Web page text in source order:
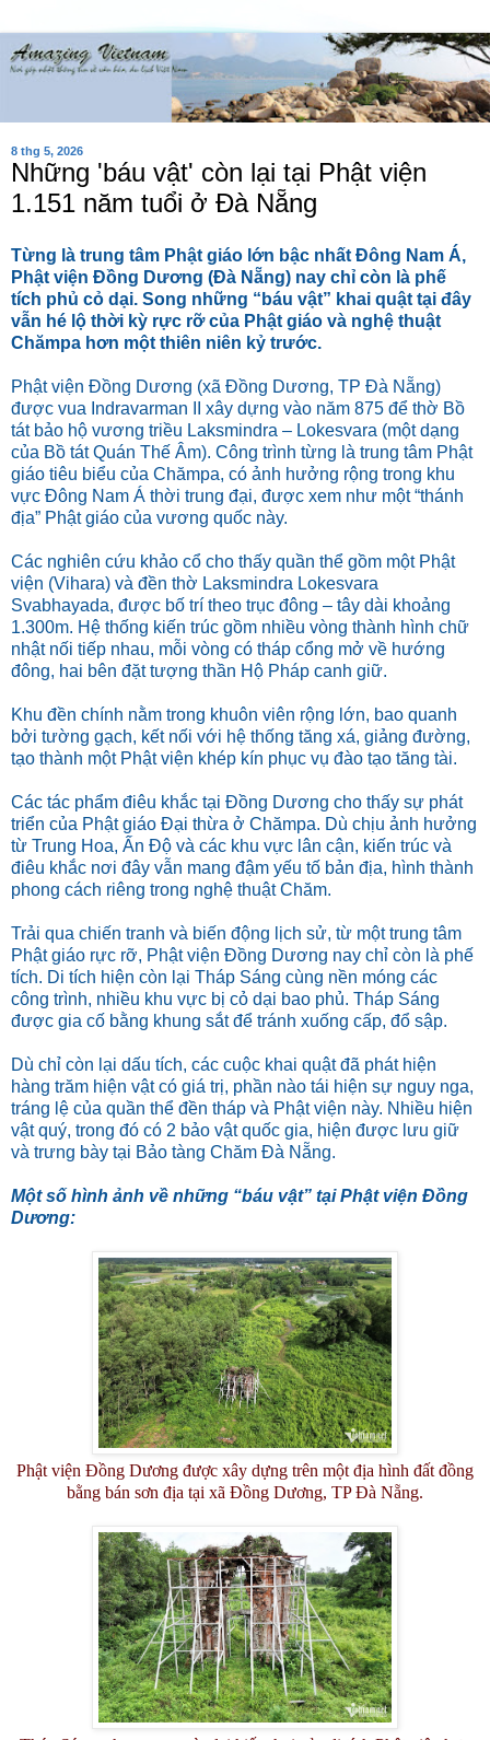
8 thg 5, 2026
Những 'báu vật' còn lại tại Phật viện
1.151 năm tuổi ở Đà Nẵng
Từng là trung tâm Phật giáo lớn bậc nhất Đông Nam Á,
Phật viện Đồng Dương (Đà Nẵng) nay chỉ còn là phế
tích phủ cỏ dại. Song những “báu vật” khai quật tại đây
vẫn hé lộ thời kỳ rực rỡ của Phật giáo và nghệ thuật
Chămpa hơn một thiên niên kỷ trước.
Phật viện Đồng Dương (xã Đồng Dương, TP Đà Nẵng)
được vua Indravarman II xây dựng vào năm 875 để thờ Bồ
tát bảo hộ vương triều Laksmindra – Lokesvara (một dạng
của Bồ tát Quán Thế Âm). Công trình từng là trung tâm Phật
giáo tiêu biểu của Chămpa, có ảnh hưởng rộng trong khu
vực Đông Nam Á thời trung đại, được xem như một “thánh
địa” Phật giáo của vương quốc này.
Các nghiên cứu khảo cổ cho thấy quần thể gồm một Phật
viện (Vihara) và đền thờ Laksmindra Lokesvara
Svabhayada, được bố trí theo trục đông – tây dài khoảng
1.300m. Hệ thống kiến trúc gồm nhiều vòng thành hình chữ
nhật nối tiếp nhau, mỗi vòng có tháp cổng mở về hướng
đông, hai bên đặt tượng thần Hộ Pháp canh giữ.
Khu đền chính nằm trong khuôn viên rộng lớn, bao quanh
bởi tường gạch, kết nối với hệ thống tăng xá, giảng đường,
tạo thành một Phật viện khép kín phục vụ đào tạo tăng tài.
Các tác phẩm điêu khắc tại Đồng Dương cho thấy sự phát
triển của Phật giáo Đại thừa ở Chămpa. Dù chịu ảnh hưởng
từ Trung Hoa, Ấn Độ và các khu vực lân cận, kiến trúc và
điêu khắc nơi đây vẫn mang đậm yếu tố bản địa, hình thành
phong cách riêng trong nghệ thuật Chăm.
Trải qua chiến tranh và biến động lịch sử, từ một trung tâm
Phật giáo rực rỡ, Phật viện Đồng Dương nay chỉ còn là phế
tích. Di tích hiện còn lại Tháp Sáng cùng nền móng các
công trình, nhiều khu vực bị cỏ dại bao phủ. Tháp Sáng
được gia cố bằng khung sắt để tránh xuống cấp, đổ sập.
Dù chỉ còn lại dấu tích, các cuộc khai quật đã phát hiện
hàng trăm hiện vật có giá trị, phần nào tái hiện sự nguy nga,
tráng lệ của quần thể đền tháp và Phật viện này. Nhiều hiện
vật quý, trong đó có 2 bảo vật quốc gia, hiện được lưu giữ
và trưng bày tại Bảo tàng Chăm Đà Nẵng.
Một số hình ảnh về những “báu vật” tại Phật viện Đồng
Dương:
Phật viện Đồng Dương được xây dựng trên một địa hình đất đồng
bằng bán sơn địa tại xã Đồng Dương, TP Đà Nẵng.